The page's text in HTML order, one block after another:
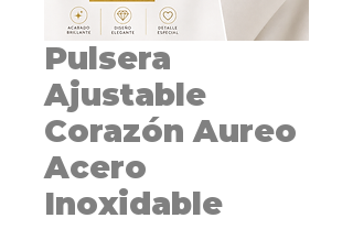
Pulsera
Ajustable
Corazón Aureo
Acero
Inoxidable